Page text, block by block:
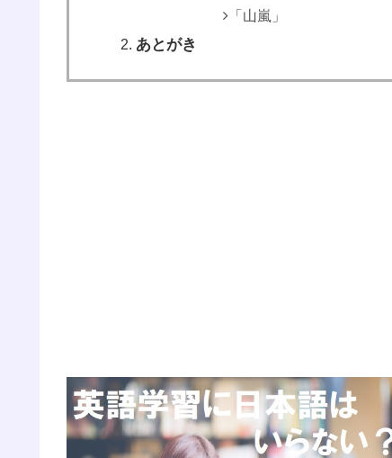
「山嵐」
あとがき